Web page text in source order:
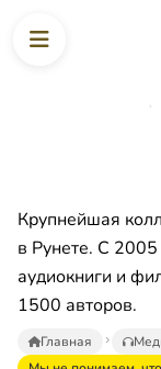
Крупнейшая
в Рунете. С
аудиокниги и
1500 авторов.
Главная